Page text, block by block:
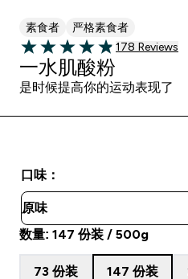
素食者 严格素食者
4.84 out of 5 stars
178 customer
178 Reviews
一水肌酸粉
是时候提高你的运动表现了
口味：
数量: 147 份装 / 500g
73 份装 147 份装